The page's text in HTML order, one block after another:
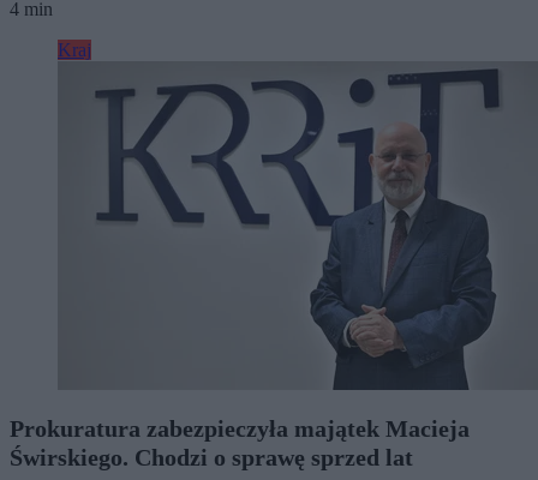
4 min
Kraj
Prokuratura zabezpieczyła majątek Macieja
Świrskiego. Chodzi o sprawę sprzed lat